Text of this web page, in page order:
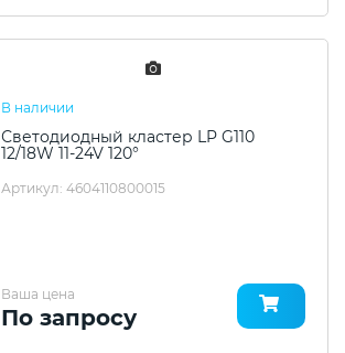
В наличии
Светодиодный кластер LP G110
12/18W 11-24V 120°
Артикул: 4604110800015
Ваша цена
По запросу